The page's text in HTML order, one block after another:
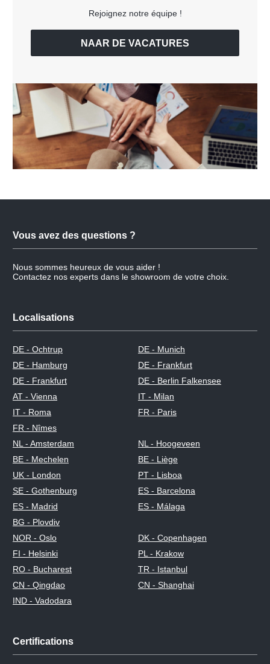
Rejoignez notre équipe !
NAAR DE VACATURES
Vous avez des questions ?
Nous sommes heureux de vous aider !
Contactez nos experts dans le showroom de votre choix.
Localisations
DE - Ochtrup
DE - Munich
DE - Hamburg
DE - Frankfurt
DE - Frankfurt
DE - Berlin Falkensee
AT - Vienna
IT - Milan
IT - Roma
FR - Paris
FR - Nîmes
NL - Amsterdam
NL - Hoogeveen
BE - Mechelen
BE - Liège
UK - London
PT - Lisboa
SE - Gothenburg
ES - Barcelona
ES - Madrid
ES - Málaga
BG - Plovdiv
NOR - Oslo
DK - Copenhagen
FI - Helsinki
PL - Krakow
RO - Bucharest
TR - Istanbul
CN - Qingdao
CN - Shanghai
IND - Vadodara
Certifications